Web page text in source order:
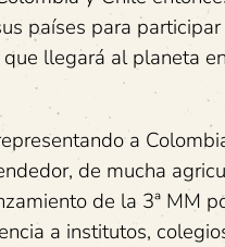
países para
llegará al planeta
a
de mucha
de la 3ª MM
a institutos,